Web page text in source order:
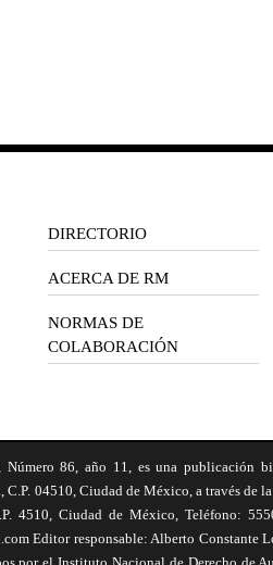
DIRECTORIO
ACERCA DE RM
NORMAS DE
COLABORACIÓN
Número 86, año 11, es una publicación
04510, Ciudad de México, a través
4510, Ciudad de México, Teléfono:
Editor responsable: Alberto Constante